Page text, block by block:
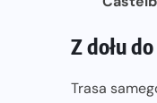
Z dołu
Trasa